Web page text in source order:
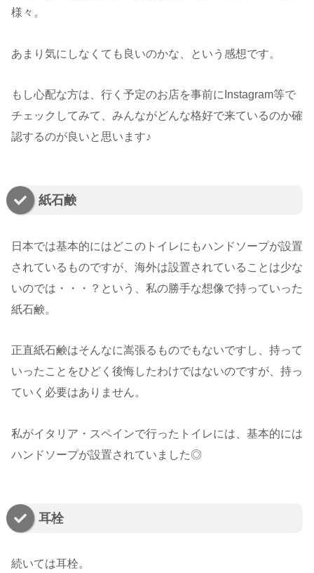
様々。
あまり気にしなくても良いのかな、という感想です。
もし心配な方は、行く予定のお店を事前にInstagram等で
チェックしてみて、みんながどんな格好で来ているのか確
認するのが良いと思います♪
紙石鹸
日本では基本的にはどこのトイレにもハンドソープが設置
されているものですが、海外は設置されていることは少な
いのでは・・・？という、私の勝手な想像で持っていった
紙石鹸。
正直紙石鹸はそんなに嵩張るものでもないですし、持って
いったことをひどく後悔したわけではないのですが、持っ
ていく必要はありません。
私がイタリア・スペインで行ったトイレには、基本的には
ハンドソープが設置されていました◎
耳栓
続いては耳栓。